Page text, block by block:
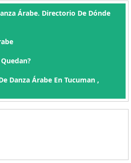
Árabe. Directorio De Dónde
Danza Árabe En Tucuman ,